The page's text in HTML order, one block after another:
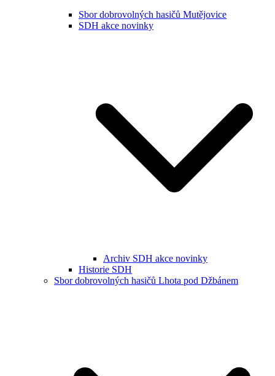
Sbor dobrovolných hasičů Mutějovice
SDH akce novinky
Archiv SDH akce novinky
Historie SDH
Sbor dobrovolných hasičů Lhota pod Džbánem